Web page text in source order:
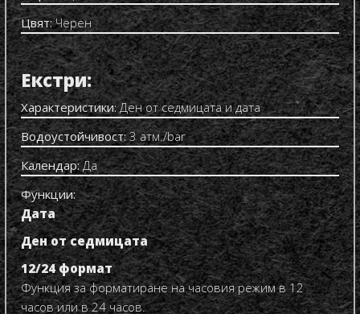
Цвят:Черен
Екстри:
Характеристики:Ден от седмицата и дата
Водоустойчивост:3 атм./bar
Календар:Да
Функции:
Дата
Ден от седмицата
12/24 формат
Функция за форматиране на часовия режим в 12
часов или в 24 часов.